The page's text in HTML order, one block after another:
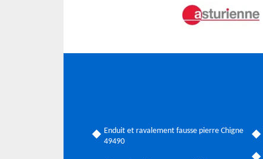
Enduit et ravalement fausse pierre Chigne
49490